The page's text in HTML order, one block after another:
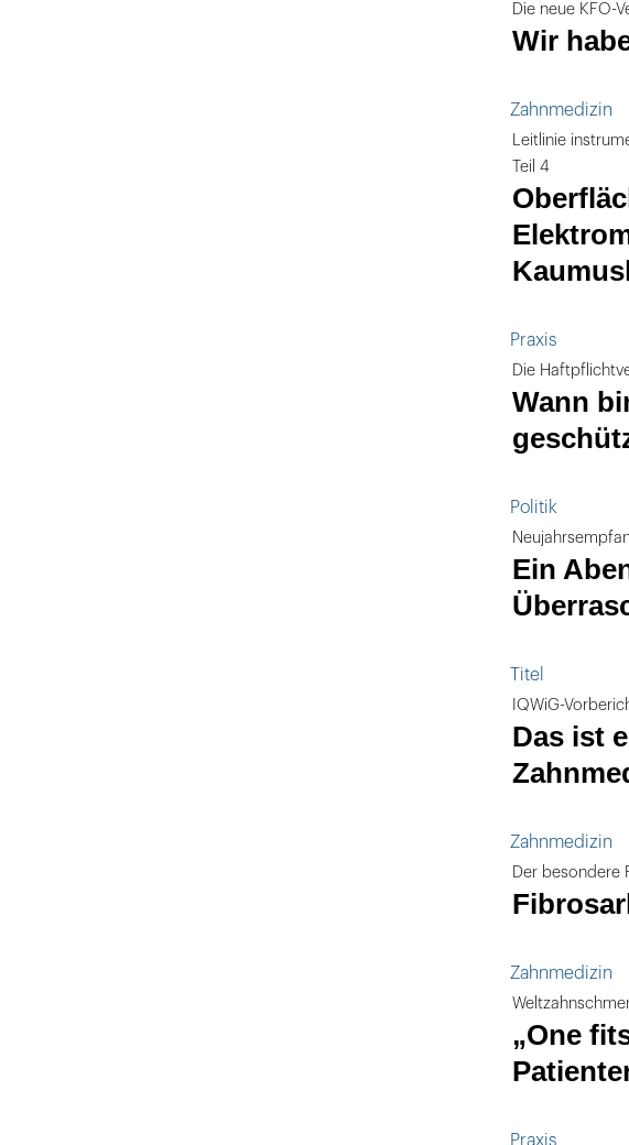
Die neue KFO-
Wir
Zahnmedizin
Leitlinie
Teil 4
Praxis
Die
Wann
Politik
Ein
Titel
IQWiG-
Das ist
Zahnmedizin
Der besondere
Zahnmedizin
„One
Praxis